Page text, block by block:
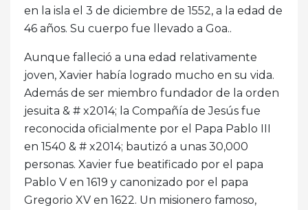
en la isla el 3 de diciembre de 1552, a la edad de
46 años. Su cuerpo fue llevado a Goa..
Aunque falleció a una edad relativamente
joven, Xavier había logrado mucho en su vida.
Además de ser miembro fundador de la orden
jesuita & # x2014; la Compañía de Jesús fue
reconocida oficialmente por el Papa Pablo III
en 1540 & # x2014; bautizó a unas 30,000
personas. Xavier fue beatificado por el papa
Pablo V en 1619 y canonizado por el papa
Gregorio XV en 1622. Un misionero famoso,